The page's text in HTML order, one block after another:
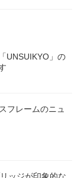
UNSUIKYO」の
フレームのニュ